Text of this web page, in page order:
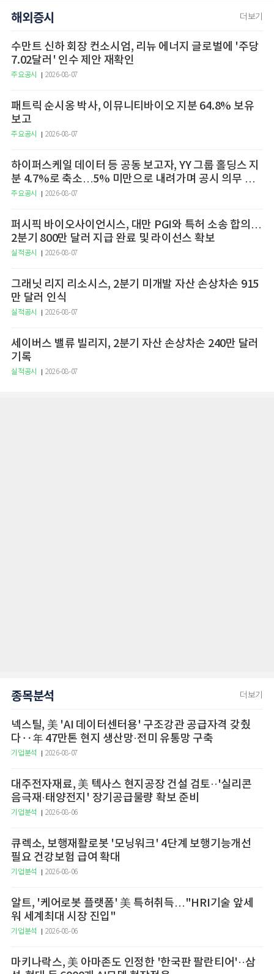
해외증시 더보기
수만트 신하 회장 컨소시엄, 리뉴 에너지 글로벌에 '주당
7.02달러' 인수 제안 재확인
주요공시 2026-08-07
패트릭 순시옹 박사, 이뮤니티바이오 지분 64.8% 보유
보고
주요공시 2026-08-07
하이퍼스케일 데이터 등 공동 보고자, YY 그룹 홀딩스 지
분 4.7%로 축소…5% 미만으로 내려가며 공시 의무 종
료
주요공시 2026-08-07
퍼시픽 바이오사이언시스, 대만 PGI와 특허 소송 합의…
2분기 800만 달러 지급 완료 및 라이선스 확보
실적공시 2026-08-07
그래닛 리지 리소시스, 2분기 미개발 자산 손상차손 915
만 달러 인식
실적공시 2026-08-07
세이버스 밸류 빌리지, 2분기 자산 손상차손 240만 달러
기록
실적공시 2026-08-07
종목분석 더보기
넥스틸, 美 'AI 데이터센터용' 구조강관 공급자격 갖췄
다‥年 47만톤 현지 생산망·전미 유통망 구축
기업분석 2026-08-07
대주전자재료, 美 텍사스 현지공장 건설 검토··'실리콘
음극재·태양전지' 장기공급물량 확보 준비
기업분석 2026-08-06
큐렉소, 보행재활로봇 '모닝워크' 4단계 보행기능개선
필요 건강보험 급여 확대
기업분석 2026-08-06
알트, '케어로봇 플랫폼' 美 특허취득…"HRI기술 앞세
워 세계최대 시장 진입"
기업분석 2026-08-06
마키나락스, 美 아마존도 인정한 '한국판 팔란티어'··삼